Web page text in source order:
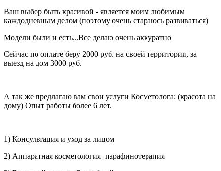
Ваш выбор быть красивой - является моим любимым
каждодневным делом (поэтому очень стараюсь развиваться)
Модели были и есть...Все делаю очень аккуратно
Сейчас по оплате беру 2000 руб. на своей территории, за
выезд на дом 3000 руб.
А так же предлагаю вам свои услуги Косметолога: (красота на
дому) Опыт работы более 6 лет.
1) Консультация и уход за лицом
2) Аппаратная косметология+парафинотерапия